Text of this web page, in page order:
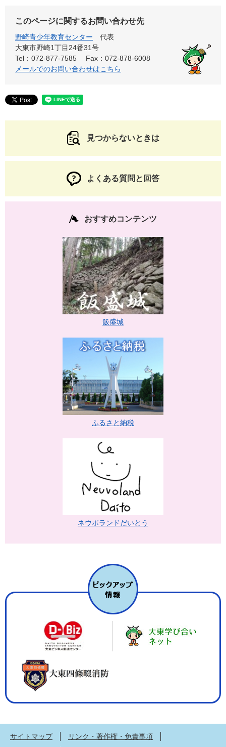
このページに関するお問い合わせ先
野崎青少年教育センター
代表
大東市野崎1丁目24番31号
Tel：072-877-7585
Fax：072-878-6008
メールでのお問い合わせはこちら
見つからないときは
よくある質問と回答
おすすめコンテンツ
飯盛城
ふるさと納税
ネウボランドだいとう
サイトマップ
リンク・著作権・免責事項